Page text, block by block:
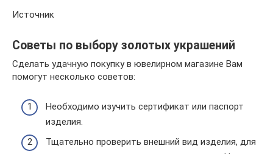
Источник
Советы по выбору золотых украшений
Сделать удачную покупку в ювелирном магазине Вам
помогут несколько советов:
Необходимо изучить сертификат или паспорт
изделия.
Тщательно проверить внешний вид изделия, для